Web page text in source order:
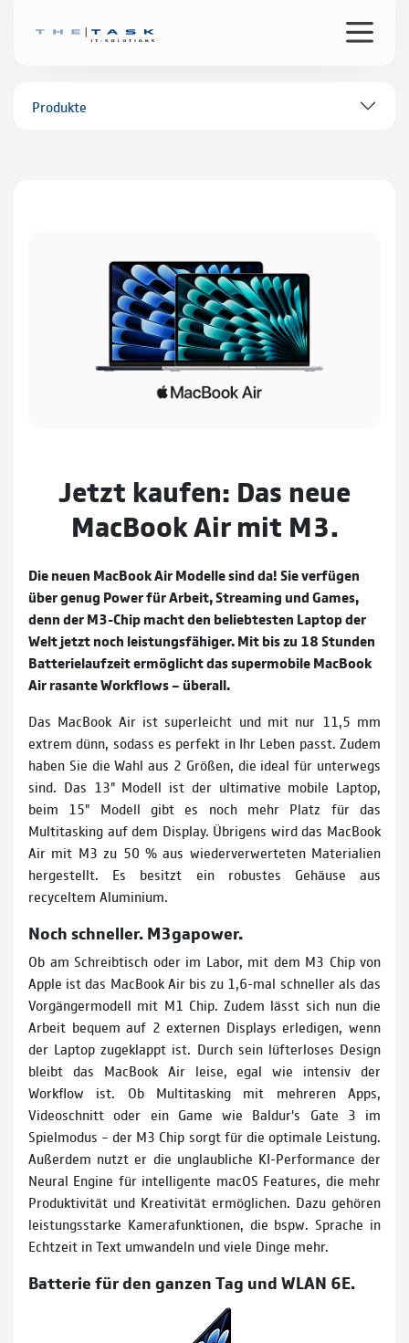
Produkte
Jetzt kaufen: Das neue
MacBook Air mit M3.
Die neuen MacBook Air Modelle sind da! Sie verfügen
über genug Power für Arbeit, Streaming und Games,
denn der M3-Chip macht den beliebtesten Laptop der
Welt jetzt noch leistungs­fähiger. Mit bis zu 18 Stunden
Batterie­laufzeit ermöglicht das supermobile MacBook
Air rasante Workflows – überall.
Das MacBook Air ist superleicht und mit nur 11,5 mm
extrem dünn, sodass es perfekt in Ihr Leben passt. Zudem
haben Sie die Wahl aus 2 Größen, die ideal für unterwegs
sind. Das 13" Modell ist der ultimative mobile Laptop,
beim 15" Modell gibt es noch mehr Platz für das
Multitasking auf dem Display. Übrigens wird das MacBook
Air mit M3 zu 50 % aus wiederverwerteten Materialien
hergestellt. Es besitzt ein robustes Gehäuse aus
recyceltem Aluminium.
Noch schneller. M3gapower.
Ob am Schreibtisch oder im Labor, mit dem M3 Chip von
Apple ist das MacBook Air bis zu 1,6-mal schneller als das
Vorgängermodell mit M1 Chip. Zudem lässt sich nun die
Arbeit bequem auf 2 externen Displays erledigen, wenn
der Laptop zugeklappt ist. Durch sein lüfterloses Design
bleibt das MacBook Air leise, egal wie intensiv der
Workflow ist. Ob Multi­tasking mit mehreren Apps,
Videoschnitt oder ein Game wie Baldur's Gate 3 im
Spielmodus – der M3 Chip sorgt für die optimale Leistung.
Außerdem nutzt er die unglaubliche KI-Performance der
Neural Engine für intelligente macOS Features, die mehr
Produktivität und Kreativität ermöglichen. Dazu gehören
leistungs­starke Kamerafunktionen, die bspw. Sprache in
Echtzeit in Text umwandeln und viele Dinge mehr.
Batterie für den ganzen Tag und WLAN 6E.